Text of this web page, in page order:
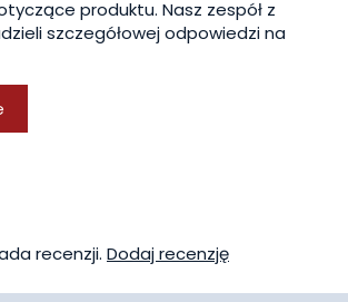
produktu. Nasz zespół z
szczegółowej odpowiedzi na
recenzji. Dodaj recenzję